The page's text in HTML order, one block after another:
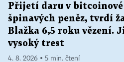
Přijetí daru v bitcoinové
špinavých peněz, tvrdí
Blažka 6,5 roku vězení.
vysoký trest
4. 8. 2026 ▪ 5 min. čtení